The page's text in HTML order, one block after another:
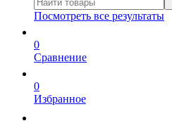
Посмотреть все результаты
0
Сравнение
0
Избранное